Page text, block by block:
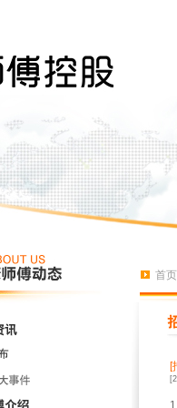
首页
[
1